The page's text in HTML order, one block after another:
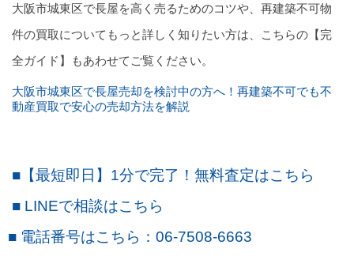
大阪市城東区で長屋を高く売るためのコツや、再建築不可物
件の買取についてもっと詳しく知りたい方は、こちらの【完
全ガイド】もあわせてご覧ください。
大阪市城東区で長屋売却を検討中の方へ！再建築不可でも不
動産買取で安心の売却方法を解説
■ 【最短即日】1分で完了！無料査定はこちら
■ LINEで相談はこちら
■ 電話番号はこちら ：06-7508-6663